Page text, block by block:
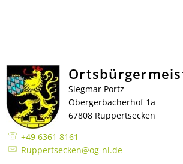
Siegmar Portz
Obergerbacherhof 1a
67808 Ruppertsecken
+49 6361 8161
Ruppertsecken@og-nl.de